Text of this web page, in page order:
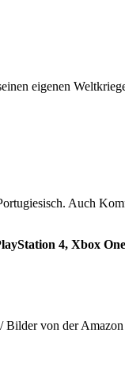
eigenen
Auch
4, Xbox
/ Bilder von der